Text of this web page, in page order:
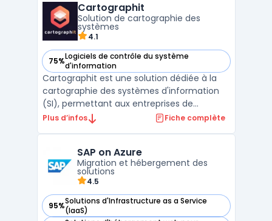
Cartographit
Solution de cartographie des
systèmes
4.1
75%Logiciels de contrôle du système
d'information
— voir Cartographit dans cette catégorie
Cartographit est une solution dédiée à la
cartographie des systèmes d'information
(SI), permettant aux entreprises de
visualiser, documenter et gérer
d’architectures dispersés, des difficultés à
identifier les composants ...
Plus d’infos Fiche complète
SAP on Azure
Migration et hébergement des
solutions
4.5
95%Solutions d'Infrastructure as a Service
(IaaS)
— voir SAP on Azure dans cette catégorie